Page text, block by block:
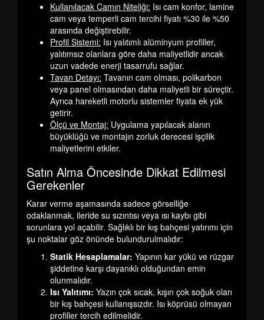
Kullanılacak Camın Niteliği: Isı cam konfor, lamine
cam veya temperli cam tercihi fiyatı %30 ile %50
arasında değiştirebilir.
Profil Sistemi: Isı yalıtımlı alüminyum profiller,
yalıtımsız olanlara göre daha maliyetlidir ancak
uzun vadede enerji tasarrufu sağlar.
Tavan Detayı: Tavanın cam olması, polikarbon
veya panel olmasından daha maliyetli bir süreçtir.
Ayrıca hareketli motorlu sistemler fiyata ek yük
getirir.
Ölçü ve Montaj: Uygulama yapılacak alanın
büyüklüğü ve montajın zorluk derecesi işçilik
maliyetlerini etkiler.
Satın Alma Öncesinde Dikkat Edilmesi
Gerekenler
Karar verme aşamasında sadece görselliğe
odaklanmak, ileride su sızıntısı veya ısı kaybı gibi
sorunlara yol açabilir. Sağlıklı bir kış bahçesi yatırımı için
şu noktalar göz önünde bulundurulmalıdır:
Statik Hesaplamalar: Yapının kar yükü ve rüzgar
şiddetine karşı dayanıklı olduğundan emin
olunmalıdır.
Isı Yalıtımı: Yazın çok sıcak, kışın çok soğuk olan
bir kış bahçesi kullanışsızdır. Isı köprüsü olmayan
profiller tercih edilmelidir.